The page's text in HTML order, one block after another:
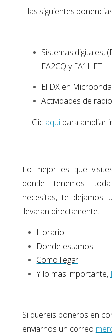
las siguientes
Sistemas digitales,
EA2CQ y EA1HET
El DX en
Actividades de
Clic aqui para ampliar
Lo mejor es que
donde tenemos
necesitas, te dejamos
llevaran directamente.
Horario
Donde estamos
Como llegar
Y lo mas importante,
Si quereis poneros en
enviarnos un correo